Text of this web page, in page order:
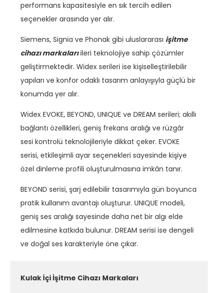
performans kapasitesiyle en sık tercih edilen
seçenekler arasında yer alır.
Siemens, Signia ve Phonak gibi uluslararası işitme
cihazı markalarıileri teknolojiye sahip çözümler
geliştirmektedir. Widex serileri ise kişiselleştirilebilir
yapıları ve konfor odaklı tasarım anlayışıyla güçlü bir
konumda yer alır.
Widex EVOKE, BEYOND, UNIQUE ve DREAM serileri; akıllı
bağlantı özellikleri, geniş frekans aralığı ve rüzgâr
sesi kontrolü teknolojileriyle dikkat çeker. EVOKE
serisi, etkileşimli ayar seçenekleri sayesinde kişiye
özel dinleme profili oluşturulmasına imkân tanır.
BEYOND serisi, şarj edilebilir tasarımıyla gün boyunca
pratik kullanım avantajı oluşturur. UNIQUE modeli,
geniş ses aralığı sayesinde daha net bir algı elde
edilmesine katkıda bulunur. DREAM serisi ise dengeli
ve doğal ses karakteriyle öne çıkar.
Kulak İçi İşitme Cihazı Markaları